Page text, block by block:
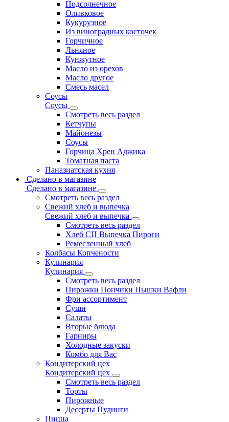
Подсолнечное
Оливковое
Кукурузное
Из виноградных косточек
Горчичное
Льняное
Кунжутное
Масло из орехов
Масло другое
Смесь масел
Соусы
Соусы
Смотреть весь раздел
Кетчупы
Майонезы
Соусы
Горчица Хрен Аджика
Томатная паста
Паназиатская кухня
Сделано в магазине
Сделано в магазине
Смотреть весь раздел
Свежий хлеб и выпечка
Свежий хлеб и выпечка
Смотреть весь раздел
Хлеб СП Выпечка Пироги
Ремесленный хлеб
Колбасы Копчености
Кулинария
Кулинария
Смотреть весь раздел
Пирожки Пончики Пышки Вафли
Фри ассортимент
Суши
Салаты
Вторые блюда
Гарниры
Холодные закуски
Комбо для Вас
Кондитерский цех
Кондитерский цех
Смотреть весь раздел
Торты
Пирожные
Десерты Пудинги
Пицца